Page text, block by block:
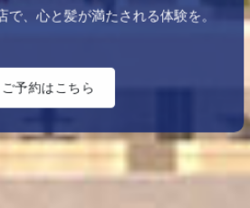
で、心と髪が満たされる体験を。
ご予約はこちら